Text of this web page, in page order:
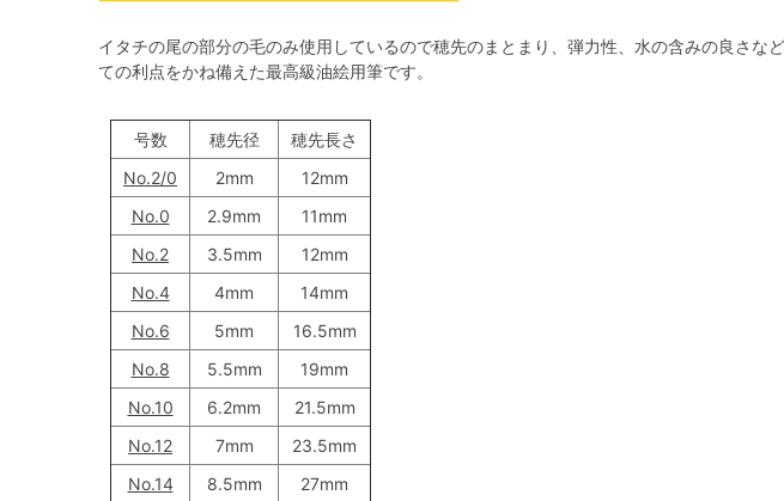
イタチの尾の部分の毛のみ使用しているので穂先のまとまり、弾力性、水の含みの良さな
ての利点をかね備えた最高級油絵用筆です。
号数 穂先径
穂先長さ
No.2/0
2mm
12mm
No.0
2.9mm
11mm
No.2
3.5mm
12mm
No.4
4mm
14mm
No.6
5mm
16.5mm
No.8
5.5mm
19mm
No.10
6.2mm
21.5mm
No.12
7mm
23.5mm
No.14
8.5mm
27mm